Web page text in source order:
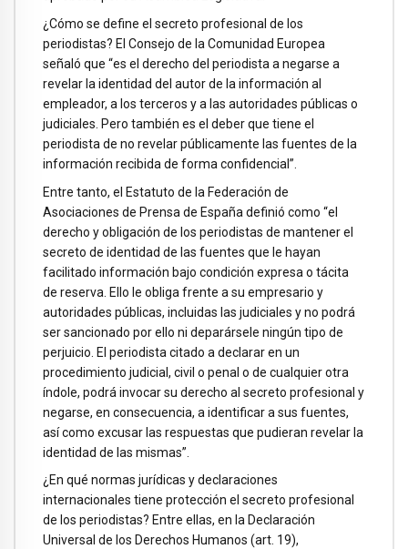
¿Cómo se define el secreto profesional de los
periodistas? El Consejo de la Comunidad Europea
señaló que “es el derecho del periodista a negarse a
revelar la identidad del autor de la información al
empleador, a los terceros y a las autoridades públicas o
judiciales. Pero también es el deber que tiene el
periodista de no revelar públicamente las fuentes de la
información recibida de forma confidencial”.
Entre tanto, el Estatuto de la Federación de
Asociaciones de Prensa de España definió como “el
derecho y obligación de los periodistas de mantener el
secreto de identidad de las fuentes que le hayan
facilitado información bajo condición expresa o tácita
de reserva. Ello le obliga frente a su empresario y
autoridades públicas, incluidas las judiciales y no podrá
ser sancionado por ello ni deparársele ningún tipo de
perjuicio. El periodista citado a declarar en un
procedimiento judicial, civil o penal o de cualquier otra
índole, podrá invocar su derecho al secreto profesional y
negarse, en consecuencia, a identificar a sus fuentes,
así como excusar las respuestas que pudieran revelar la
identidad de las mismas”.
¿En qué normas jurídicas y declaraciones
internacionales tiene protección el secreto profesional
de los periodistas? Entre ellas, en la Declaración
Universal de los Derechos Humanos (art. 19),